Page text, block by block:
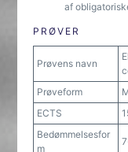
af
PRØVER
Prøvens navn
Prøveform
ECTS
Bedømmelsesfor
m